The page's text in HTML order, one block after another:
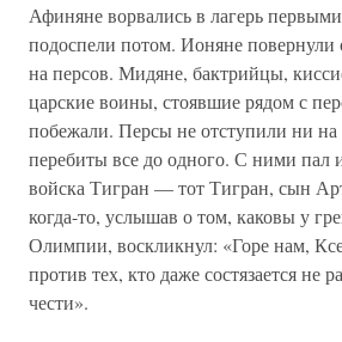
Афиняне ворвались в лагерь
подоспели потом. Ионяне повернули
на персов. Мидяне, бактрийцы,
царские воины, стоявшие рядом с
побежали. Персы не отступили ни
перебиты все до одного. С ними пал
войска Тигран — тот Тигран, сын
когда-то, услышав о том, каковы у
Олимпии, воскликнул: «Горе нам,
против тех, кто даже состязается не
чести».